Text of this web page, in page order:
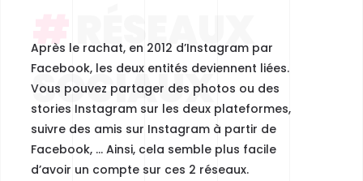
#RÉSEAUX
SOCIAUX
Après le rachat, en 2012 d’Instagram par
Facebook, les deux entités deviennent liées.
Vous pouvez partager des photos ou des
stories Instagram sur les deux plateformes,
suivre des amis sur Instagram à partir de
Facebook, … Ainsi, cela semble plus facile
d’avoir un compte sur ces 2 réseaux.